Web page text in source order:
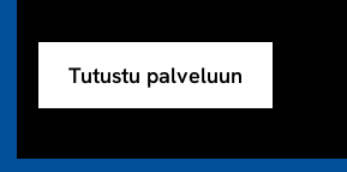
Tutustu palveluun